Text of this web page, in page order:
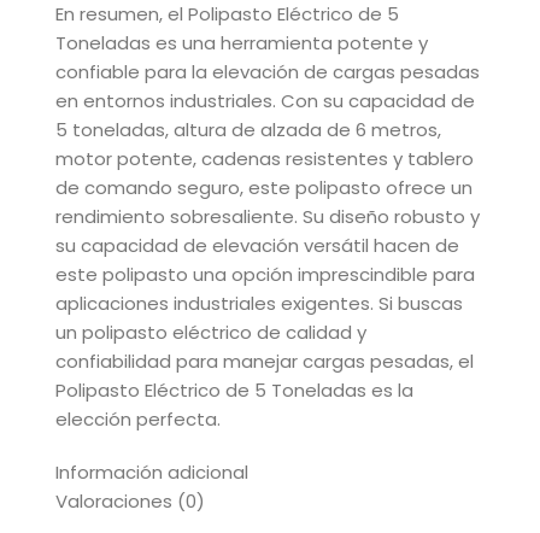
En resumen, el Polipasto Eléctrico de 5
Toneladas es una herramienta potente y
confiable para la elevación de cargas pesadas
en entornos industriales. Con su capacidad de
5 toneladas, altura de alzada de 6 metros,
motor potente, cadenas resistentes y tablero
de comando seguro, este polipasto ofrece un
rendimiento sobresaliente. Su diseño robusto y
su capacidad de elevación versátil hacen de
este polipasto una opción imprescindible para
aplicaciones industriales exigentes. Si buscas
un polipasto eléctrico de calidad y
confiabilidad para manejar cargas pesadas, el
Polipasto Eléctrico de 5 Toneladas es la
elección perfecta.
Información adicional
Valoraciones (0)